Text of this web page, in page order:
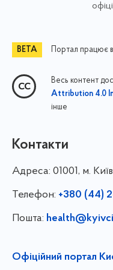
Портал працює
Весь контент
Attribution 4.0
інше
Контакти
Адреса: 01001, м.
Телефон: +380 (44)
Пошта:
Офіційний портал